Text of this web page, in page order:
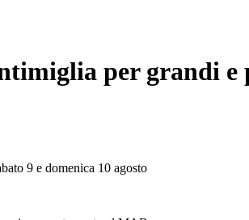
per grandi e
9 e domenica 10 agosto